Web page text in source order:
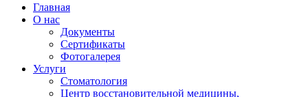
Главная
О нас
Документы
Сертификаты
Фотогалерея
Услуги
Стоматология
Центр восстановительной медицины,